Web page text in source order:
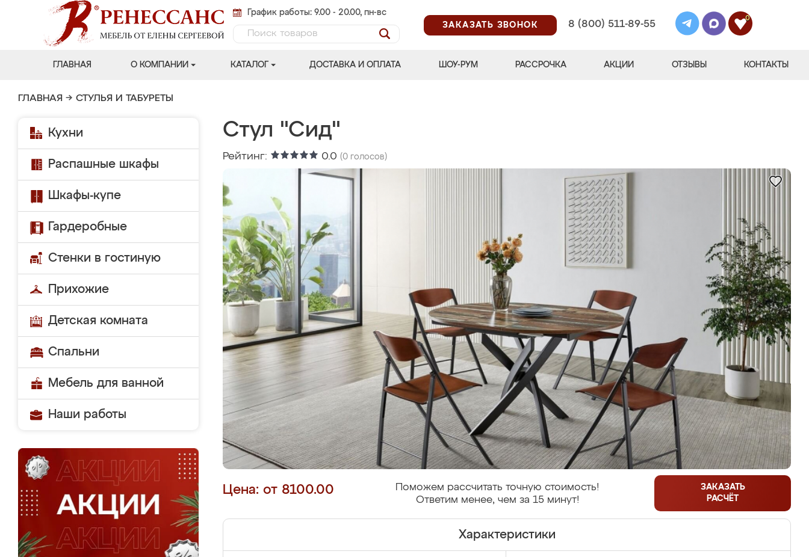
График работы: 9.00 - 20.00, пн-вс
ЗАКАЗАТЬ ЗВОНОК
8 (800) 511-89-55
0
ГЛАВНАЯ О КОМПАНИИ КАТАЛОГ ДОСТАВКА И ОПЛАТА ШОУ-РУМ РАССРОЧКА АКЦИИ ОТЗЫВЫ КОНТАКТЫ
ГЛАВНАЯ → СТУЛЬЯ И ТАБУРЕТЫ
Кухни
Распашные шкафы
Шкафы-купе
Гардеробные
Стенки в гостиную
Прихожие
Детская комната
Спальни
Мебель для ванной
Наши работы
Стул "Сид"
Рейтинг: 0.0 (0 голосов)
Цена: от 8100.00
Поможем рассчитать точную стоимость!
Ответим менее, чем за 15 минут!
ЗАКАЗАТЬ
РАСЧЁТ
Характеристики